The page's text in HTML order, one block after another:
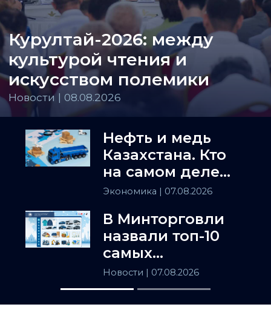
Курултай-2026: между
культурой чтения и
искусством полемики
Новости | 08.08.2026
Нефть и медь
Казахстана. Кто
на самом деле
держит
Азию
Экономика | 07.08.2026
В Минторговли
назвали топ-10
самых
популярных
товаров в
Казахстане
Новости | 07.08.2026